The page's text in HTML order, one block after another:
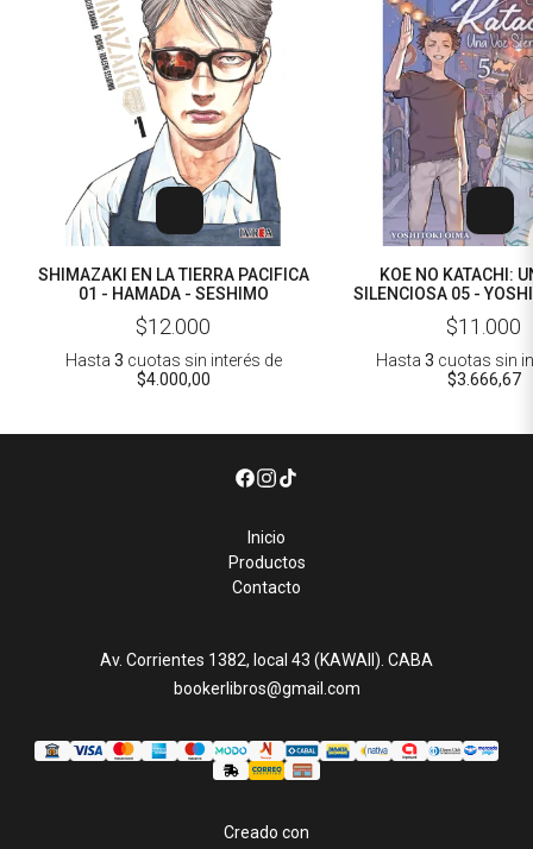
SHIMAZAKI EN LA TIERRA PACIFICA
01 - HAMADA - SESHIMO
$12.000
Hasta 3 cuotas sin interés de
$4.000,00
KOE NO KATACHI:
SILENCIOSA 05 -
$11.000
Hasta 3 cuotas sin
$3.666,67
Inicio
Productos
Contacto
Av. Corrientes 1382, local 43 (KAWAII). CABA
bookerlibros@gmail.com
Creado con